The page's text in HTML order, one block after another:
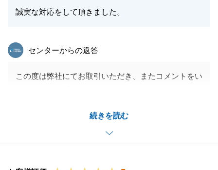
誠実な対応をして頂きました。
続きを読む
東急リバブル
センターからの返答
この度は弊社にてお取引いただき、またコメントをい
がとうございました。
S様の担当として、ご売却のお手伝いに携わることが
できて大変嬉しく思っております。